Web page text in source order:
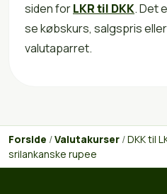
siden forLKR til DKK. Det
se købskurs, salgspris
valutaparret.
Forside /Valutakurser /DKK til
srilankanske rupee